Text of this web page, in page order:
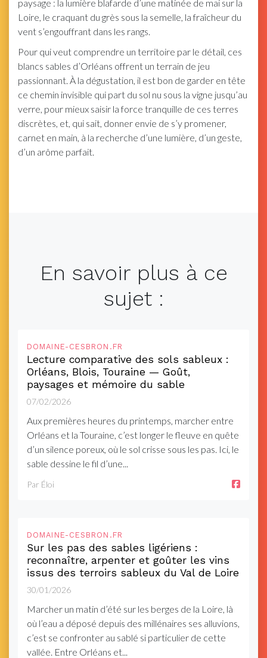
paysage : la lumière blafarde d’une matinée de mai sur la
Loire, le craquant du grès sous la semelle, la fraîcheur du
vent s’engouffrant dans les rangs.
Pour qui veut comprendre un territoire par le détail, ces
blancs sables d’Orléans offrent un terrain de jeu
passionnant. À la dégustation, il est bon de garder en tête
ce chemin invisible qui part du sol nu sous la vigne jusqu’au
verre, pour mieux saisir la force tranquille de ces terres
discrètes, et, qui sait, donner envie de s’y promener,
carnet en main, à la recherche d’une lumière, d’un geste,
d’un arôme parfait.
En savoir plus à ce
sujet :
DOMAINE-CESBRON.FR
Lecture comparative des sols sableux :
Orléans, Blois, Touraine — Goût,
paysages et mémoire du sable
07/02/2026
Aux premières heures du printemps, marcher entre
Orléans et la Touraine, c’est longer le fleuve en quête
d’un silence poreux, où le sol crisse sous les pas. Ici, le
sable dessine le fil d’une...
Par Éloi
DOMAINE-CESBRON.FR
Sur les pas des sables ligériens :
reconnaître, arpenter et goûter les vins
issus des terroirs sableux du Val de Loire
30/01/2026
Marcher un matin d’été sur les berges de la Loire, là
où l’eau a déposé depuis des millénaires ses alluvions,
c’est se confronter au sablé si particulier de cette
vallée. Entre Orléans et...